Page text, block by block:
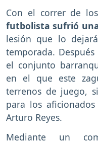
Con el correr de
futbolista sufrió
lesión que lo
temporada.
el conjunto
en el que este
terrenos de juego,
para los
Arturo Reyes.
Mediante un